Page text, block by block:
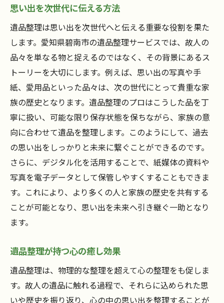
思い出を次世代に伝える方法
遺品整理は思い出を次世代へと伝える重要な役割を果た
します。愛知県碧南市の遺品整理サービスでは、故人の
品々を単なる物と捉えるのではなく、その背景にあるス
トーリーを大切にします。例えば、思い出の写真や手
紙、愛用品といった品々は、次の世代にとって貴重な家
族の歴史となります。遺品整理のプロはこうした品を丁
寧に扱い、可能な限り保存状態を保ちながら、家族の意
向に合わせて遺品を整理します。このようにして、過去
の思い出をしっかりと未来に繋ぐことができるのです。
さらに、デジタル化を活用することで、紙媒体の資料や
写真を電子データとして保管しやすくすることもできま
す。これにより、より多くの人と家族の歴史を共有する
ことが可能となり、思い出を未来へ引き継ぐ一助となり
ます。
遺品整理が持つ心の癒し効果
遺品整理は、物理的な整理を超えて心の整理をも促しま
す。故人の遺品に触れる過程で、それらに込められた思
いや歴史を振り返り、心の中の思い出を整理することが